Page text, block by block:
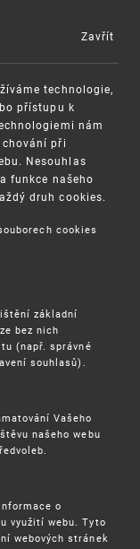
MENU
technologie,
přístupu k
nám
při
Nesouhlas
funkce našeho
druh cookies.
cookies
základní
bez nich
(např. správné
souhlasů).
Vašeho
našeho webu
o
využití webu. Tyto
webových stránek
Zavřít